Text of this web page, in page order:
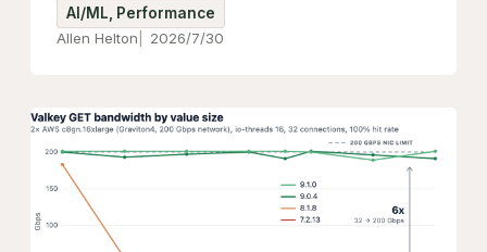
AI/ML, Performance
Allen Helton
2026/7/30